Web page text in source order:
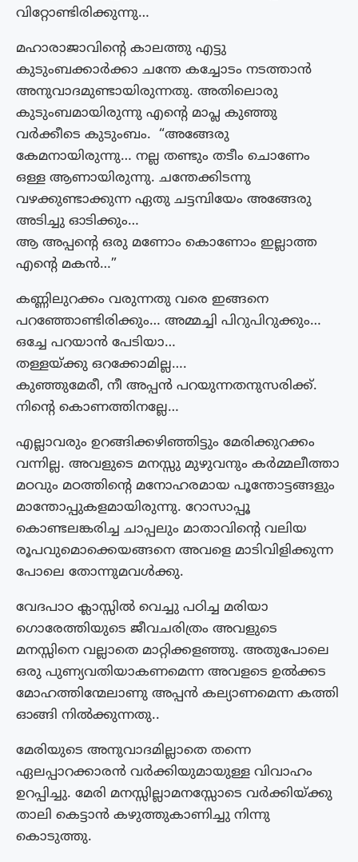
വിറ്റോണ്ടിരിക്കുന്നു…
മഹാരാജാവിന്റെ കാലത്തു എട്ടു
കുടുംബക്കാർക്കാ ചന്തേ കച്ചോടം നടത്താൻ
അനുവാദമുണ്ടായിരുന്നതു. അതിലൊരു
കുടുംബമായിരുന്നു എന്റെ മാപ്ല കുഞ്ഞു
വർക്കീടെ കുടുംബം. “അങ്ങേരു
കേമനായിരുന്നു… നല്ല തണ്ടും തടീം ചൊണേം
ഒള്ള ആണായിരുന്നു. ചന്തേക്കിടന്നു
വഴക്കുണ്ടാക്കുന്ന ഏതു ചട്ടമ്പിയേം അങ്ങേരു
അടിച്ചു ഓടിക്കും…
ആ അപ്പന്റെ ഒരു മണോം കൊണോം ഇല്ലാത്ത
എന്റെ മകൻ…”
കണ്ണിലുറക്കം വരുന്നതു വരെ ഇങ്ങനെ
പറഞ്ഞോണ്ടിരിക്കും… അമ്മച്ചി പിറുപിറുക്കും…
ഒച്ചേ പറയാൻ പേടിയാ…
തള്ളയ്ക്കു ഒറക്കോമില്ല….
കുഞ്ഞുമേരീ, നീ അപ്പൻ പറയുന്നതനുസരിക്ക്.
നിന്റെ കൊണത്തിനല്ലേ…
എല്ലാവരും ഉറങ്ങിക്കഴിഞ്ഞിട്ടും മേരിക്കുറക്കം
വന്നില്ല. അവളുടെ മനസ്സു മുഴുവനും കർമ്മലീത്താ
മഠവും മഠത്തിന്റെ മനോഹരമായ പൂന്തോട്ടങ്ങളും
മാന്തോപ്പുകളമായിരുന്നു. റോസാപ്പൂ
കൊണ്ടലങ്കരിച്ച ചാപ്പലും മാതാവിന്റെ വലിയ
രൂപവുമൊക്കെയങ്ങനെ അവളെ മാടിവിളിക്കുന്ന
പോലെ തോന്നുമവൾക്കു.
വേദപാഠ ക്ലാസ്സിൽ വെച്ചു പഠിച്ച മരിയാ
ഗൊരേത്തിയുടെ ജീവചരിത്രം അവളുടെ
മനസ്സിനെ വല്ലാതെ മാറ്റിക്കളഞ്ഞു. അതുപോലെ
ഒരു പുണ്യവതിയാകണമെന്ന അവളടെ ഉൽക്കട
മോഹത്തിന്മേലാണു അപ്പൻ കല്യാണമെന്ന കത്തി
ഓങ്ങി നിൽക്കുന്നതു..
മേരിയുടെ അനുവാദമില്ലാതെ തന്നെ
ഏലപ്പാറക്കാരൻ വർക്കിയുമായുള്ള വിവാഹം
ഉറപ്പിച്ചു. മേരി മനസ്സില്ലാമനസ്സോടെ വർക്കിയ്ക്കു
താലി കെട്ടാൻ കഴുത്തുകാണിച്ചു നിന്നു
കൊടുത്തു.